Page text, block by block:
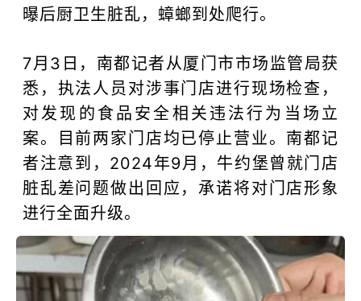
曝后厨卫生脏乱，蟑螂到处爬行。
7月3日，南都记者从厦门市市场监管局获
悉，执法人员对涉事门店进行现场检查，
对发现的食品安全相关违法行为当场立
案。目前两家门店均已停止营业。南都记
者注意到，2024年9月，牛约堡曾就门店
脏乱差问题做出回应，承诺将对门店形象
进行全面升级。